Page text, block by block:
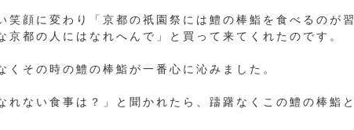
笑顔に変わり「京都の祇園祭には鱧の棒鮨を食べるのが習
京都の人にはなれへんで」と買って来てくれたのです。
くその時の鱧の棒鮨が一番心に沁みました。
れない食事は？」と聞かれたら、躊躇なくこの鱧の棒鮨と